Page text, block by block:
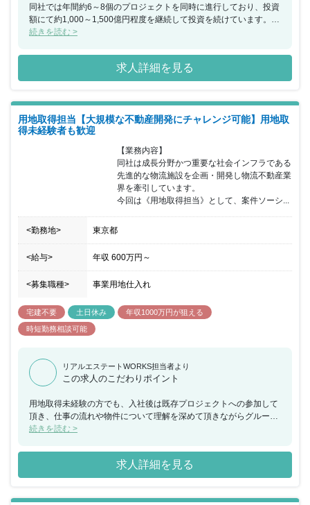
同社では年間約6～8個のプロジェクトを同時に進行しており、投資
額にて約1,000～1,500億円程度を継続して投資を続けています。
とくに先進的物流施設の開発企画・推進を進めており、事業推進を
開発を商品企画から事業推進まで一手に担うポジションで活躍する
ことが出来、物流施設の次を自ら考え形にすることが出来る、希少
な業務に携わりチャレンジすることが可能です。
続きを読む >
求人詳細を見る
用地取得担当【大規模な不動産開発にチャレンジ可能】用地取
得未経験者も歓迎
【業務内容】
同社は成長分野かつ重要な社会インフラである
先進的な物流施設を企画・開発し物流不動産業
界を牽引しています。
今回は《用地取得担当》として、案件ソーシ...
<勤務地> 東京都
<給与> 年収 600万円 ～
<募集職種> 事業用地仕入れ
宅建不要 土日休み
年収1000万円が狙える
時短勤務相談可能
リアルエステートWORKS担当者より
この求人のこだわりポイント
用地取得未経験の方でも、入社後は既存プロジェクトへの参加して
頂き、仕事の流れや物件について理解を深めて頂きながらグループ
リーダーのもとで経験を積むことが可能です。 現在では事業分野を
す。将来的には部門長、グループリーダーとして責任のある立場
で、投資事業を牽引していくなどキャリアパスも明確に描くことが
可能です。
続きを読む >
求人詳細を見る